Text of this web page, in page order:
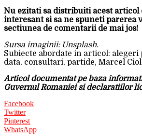
Nu ezitati sa distribuiti acest articol
interesant si sa ne spuneti parerea
sectiunea de comentarii de mai jos!
Sursa imaginii: Unsplash.
Subiecte abordate in articol: alegeri
data, consultari, partide, Marcel
Articol documentat pe baza
Guvernul Romaniei si declaratiilor
Facebook
Twitter
Pinterest
WhatsApp